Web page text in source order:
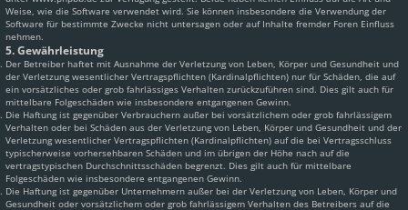
Weise, wie die Software verwendet wird. Sie können insbesondere die Verwendung der
Software für bestimmte Zwecke nicht untersagen oder auf Inhalte fremder Foren Einfluss
nehmen.
5. Gewährleistung
Der Betreiber haftet mit Ausnahme der Verletzung von Leben, Körper und Gesundheit und
der Verletzung wesentlicher Vertragspflichten (Kardinalpflichten) nur für Schäden, die auf
ein vorsätzliches oder grob fahrlässiges Verhalten zurückzuführen sind. Dies gilt auch für
mittelbare Folgeschäden wie insbesondere entgangenen Gewinn.
Die Haftung ist gegenüber Verbrauchern außer bei vorsätzlichem oder grob fahrlässigem
Verhalten oder bei Schäden aus der Verletzung von Leben, Körper und Gesundheit und der
Verletzung wesentlicher Vertragspflichten (Kardinalpflichten) auf die bei Vertragsschluss
typischerweise vorhersehbaren Schäden und im übrigen der Höhe nach auf die
vertragstypischen Durchschnittsschäden begrenzt. Dies gilt auch für mittelbare
Folgeschäden wie insbesondere entgangenen Gewinn.
Die Haftung ist gegenüber Unternehmern außer bei der Verletzung von Leben, Körper und
Gesundheit oder vorsätzlichem oder grob fahrlässigem Verhalten des Betreibers auf die